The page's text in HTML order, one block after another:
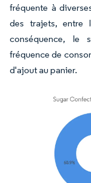
fréquente à
des trajets, entre
conséquence, le
fréquence de
d'ajout au panier.